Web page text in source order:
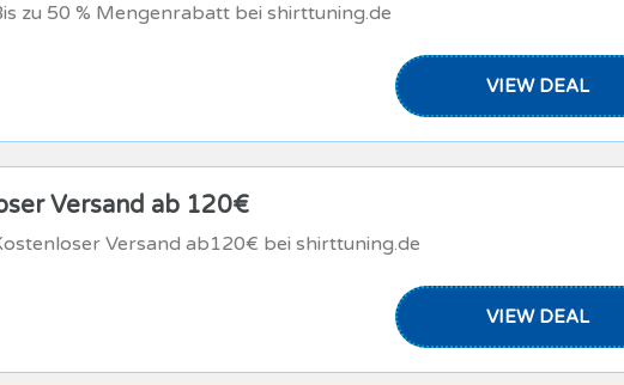
zu 50 % Mengenrabatt bei shirttuning.de
VIEW DEAL
Versand ab 120€
Versand ab120€ bei shirttuning.de
VIEW DEAL